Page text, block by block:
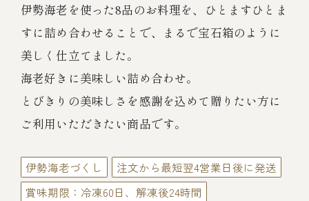
(中納言/鉄板焼ひかり)
（中納言厨房）
鉄板焼ひかり
中納言
お弁当（冷凍）
その他
ギフト/贈り物
価格で探す
伊勢海老を使った8品のお料理を、ひとますひとま
すに詰め合わせることで、まるで宝石箱のように
美しく仕立てました。
海老好きに美味しい詰め合わせ。
とびきりの美味しさを感謝を込めて贈りたい方に
ご利用いただきたい商品です。
伊勢海老づくし
注文から最短翌4営業日後に発送
賞味期限：冷凍60日、解凍後24時間